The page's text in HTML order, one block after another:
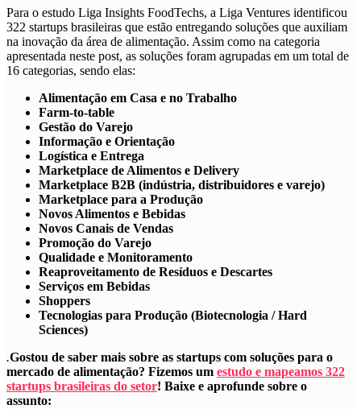
Para o estudo Liga Insights FoodTechs, a Liga Ventures identificou
322 startups brasileiras que estão entregando soluções que auxiliam
na inovação da área de alimentação. Assim como na categoria
apresentada neste post, as soluções foram agrupadas em um total de
16 categorias, sendo elas:
Alimentação em Casa e no Trabalho
Farm-to-table
Gestão do Varejo
Informação e Orientação
Logística e Entrega
Marketplace de Alimentos e Delivery
Marketplace B2B (indústria, distribuidores e varejo)
Marketplace para a Produção
Novos Alimentos e Bebidas
Novos Canais de Vendas
Promoção do Varejo
Qualidade e Monitoramento
Reaproveitamento de Resíduos e Descartes
Serviços em Bebidas
Shoppers
Tecnologias para Produção (Biotecnologia / Hard
Sciences)
.Gostou de saber mais sobre as startups com soluções para o
mercado de alimentação? Fizemos um estudo e mapeamos 322
startups brasileiras do setor! Baixe e aprofunde sobre o
assunto: